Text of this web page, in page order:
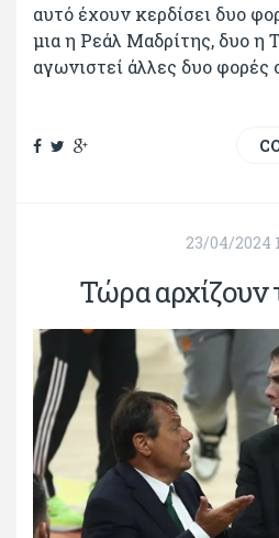
αυτό έχουν κερδίσει δυο
μια η Ρεάλ Μαδρίτης, δυο η
αγωνιστεί άλλες δυο φορές
23/04/2024
Τώρα αρχίζουν